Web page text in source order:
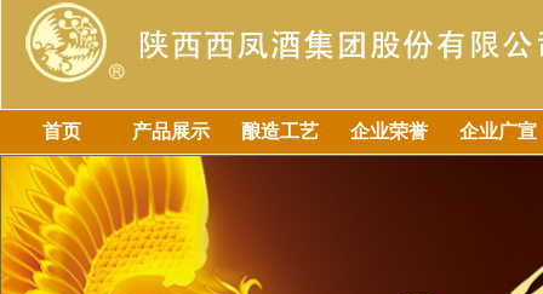
首页 产品展示 酿造工艺 企业荣誉 企业广宣